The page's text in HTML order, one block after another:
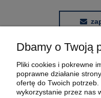
Dbamy o Twoją
Pliki cookies i pokrewne
poprawne działanie
ofertę do Twoich
wykorzystanie przez nas